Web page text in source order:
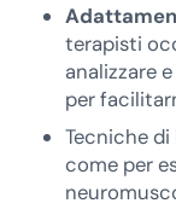
terapisti
analizzare
per
Tecniche di
come per